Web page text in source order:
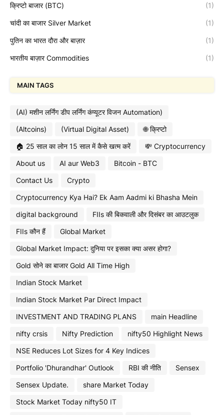
क्रिप्टो बाजार (BTC) (1)
चांदी का बाजार Silver Market (1)
पुतिन का भारत दौरा और बाज़ार (1)
भारतीय बाज़ार Commodities (1)
MAIN TAGS
(AI) मशीन लर्निंग डीप लर्निंग कंप्यूटर विजन Automation)
(Altcoins)
(Virtual Digital Asset)
🌐 क्रिप्टो
🏠 25 साल का लोन 15 साल में कैसे खत्म करें
💸 Cryptocurrency
About us
AI aur Web3
Bitcoin - BTC
Contact Us
Crypto
Cryptocurrency Kya Hai? Ek Aam Aadmi ki Bhasha Mein
digital background
FIIs की बिकवाली और दिसंबर का आउटलुक
FIIs कौन हैं
Global Market
Global Market Impact: दुनिया पर इसका क्या असर होगा?
Gold सोने का बाजार Gold All Time High
Indian Stock Market
Indian Stock Market Par Direct Impact
INVESTMENT AND TRADING PLANS
main Headline
nifty crsis
Nifty Prediction
nifty50 Highlight News
NSE Reduces Lot Sizes for 4 Key Indices
Portfolio 'Dhurandhar' Outlook
RBI की नीति
Sensex
Sensex Update.
share Market Today
Stock Market Today nifty50 IT